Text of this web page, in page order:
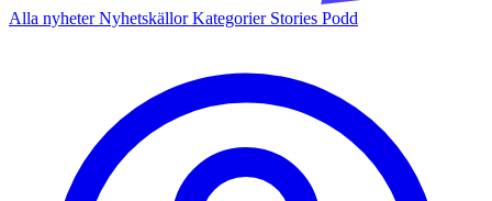
Alla nyheterNyhetskällorKategorier Stories Podd